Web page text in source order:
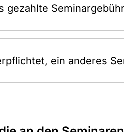
gezahlte
ein anderes